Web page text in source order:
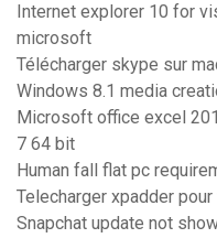
Internet explorer 10 for
microsoft
Télécharger skype sur
Windows 8.1 media
Microsoft office excel
7 64 bit
Human fall flat pc
Telecharger xpadder
Snapchat update not